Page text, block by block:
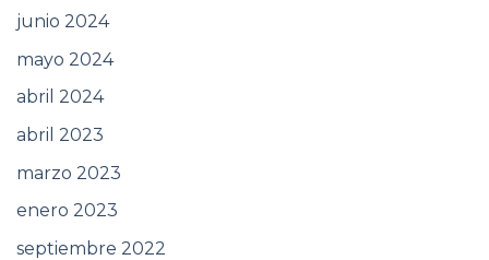
junio 2024
mayo 2024
abril 2024
abril 2023
marzo 2023
enero 2023
septiembre 2022